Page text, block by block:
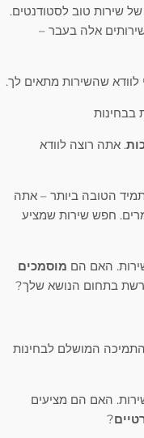
שירות טוב לסטודנטים.
אלה בעבר –
לוודא שהשירות מתאים לך.
בבחינות
. אתה רוצה לוודא
הטובה ביותר – אתה
חפש שירות שמציע
האם הם מוסמכים
בתחום הנושא שלך?
המושלם לבחינות
האם הם מציעים
?